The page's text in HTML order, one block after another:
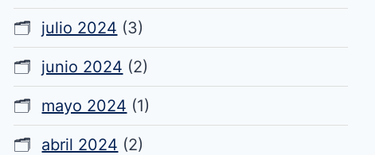
julio 2024 (3)
junio 2024 (2)
mayo 2024 (1)
abril 2024 (2)